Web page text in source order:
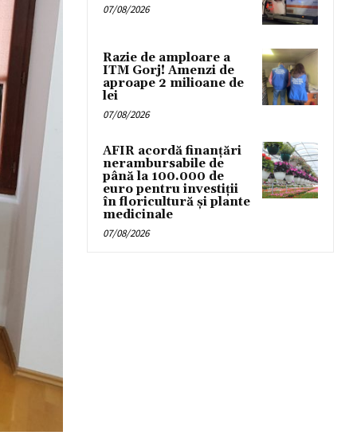
07/08/2026
Razie de amploare a
ITM Gorj! Amenzi de
aproape 2 milioane de
lei
07/08/2026
AFIR acordă finanțări
nerambursabile de
până la 100.000 de
euro pentru investiții
în floricultură și plante
medicinale
07/08/2026